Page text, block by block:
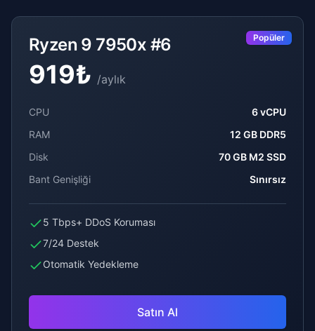
Popüler
Ryzen 9 7950x #6
919₺ /aylık
CPU
6 vCPU
RAM
12 GB DDR5
Disk
70 GB M2 SSD
Bant Genişliği
Sınırsız
5 Tbps+ DDoS Koruması
7/24 Destek
Otomatik Yedekleme
Satın Al